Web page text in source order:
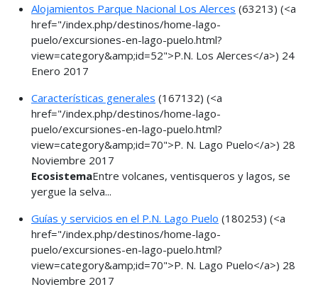
Alojamientos Parque Nacional Los Alerces (63213) (<a
href="/index.php/destinos/home-lago-
puelo/excursiones-en-lago-puelo.html?
view=category&amp;id=52">P.N. Los Alerces</a>) 24
Enero 2017
Características generales (167132) (<a
href="/index.php/destinos/home-lago-
puelo/excursiones-en-lago-puelo.html?
view=category&amp;id=70">P. N. Lago Puelo</a>) 28
Noviembre 2017
EcosistemaEntre volcanes, ventisqueros y lagos, se
yergue la selva...
Guías y servicios en el P.N. Lago Puelo (180253) (<a
href="/index.php/destinos/home-lago-
puelo/excursiones-en-lago-puelo.html?
view=category&amp;id=70">P. N. Lago Puelo</a>) 28
Noviembre 2017